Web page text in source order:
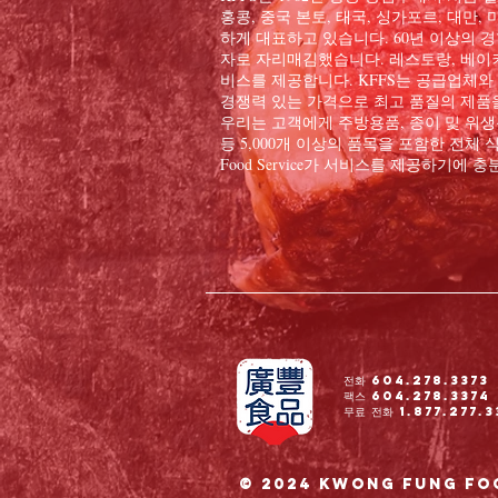
홍콩, 중국 본토, 태국, 싱가포르, 대만,
하게 대표하고 있습니다. 60년 이상의
자로 자리매김했습니다. 레스토랑, 베
비스를 제공합니다. KFFS는 공급업체
경쟁력 있는 가격으로 최고 품질의 제
우리는 고객에게 주방용품, 종이 및 위
등 5,000개 이상의 품목을 포함한 전체
Food Service가 서비스를 제공하기에
전화 604.278.3373
팩스 604.278.3374
무료 전화
© 2024 Kwong Fung